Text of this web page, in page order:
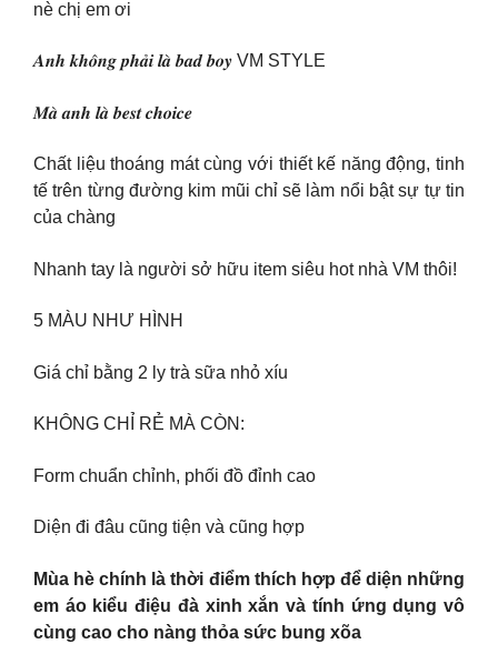
nè chị em ơi
𝑨𝒏𝒉 𝒌𝒉𝒐̂𝒏𝒈 𝒑𝒉𝒂̉𝒊 𝒍𝒂̀ 𝒃𝒂𝒅 𝒃𝒐𝒚 VM STYLE
𝑴𝒂̀ 𝒂𝒏𝒉 𝒍𝒂̀ 𝒃𝒆𝒔𝒕 𝒄𝒉𝒐𝒊𝒄𝒆
Chất liệu thoáng mát cùng với thiết kế năng động, tinh
tế trên từng đường kim mũi chỉ sẽ làm nổi bật sự tự tin
của chàng
Nhanh tay là người sở hữu item siêu hot nhà VM thôi!
5 MÀU NHƯ HÌNH
Giá chỉ bằng 2 ly trà sữa nhỏ xíu
KHÔNG CHỈ RẺ MÀ CÒN:
Form chuẩn chỉnh, phối đồ đỉnh cao
Diện đi đâu cũng tiện và cũng hợp
Mùa hè chính là thời điểm thích hợp để diện những
em áo kiểu điệu đà xinh xắn và tính ứng dụng vô
cùng cao cho nàng thỏa sức bung xõa